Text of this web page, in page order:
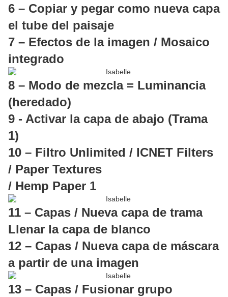
6 – Copiar y pegar como nueva capa
el tube del paisaje
7 – Efectos de la imagen / Mosaico
integrado
8 – Modo de mezcla = Luminancia
(heredado)
9 - Activar la capa de abajo (Trama
1)
10 – Filtro Unlimited / ICNET Filters
/ Paper Textures
/ Hemp Paper 1
11 – Capas / Nueva capa de trama
Llenar la capa de blanco
12 – Capas / Nueva capa de máscara
a partir de una imagen
13 – Capas / Fusionar grupo